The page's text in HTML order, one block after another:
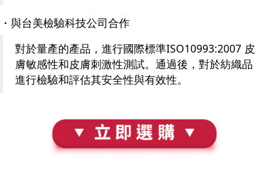
・與台美檢驗科技公司合作
對於量產的產品，進行國際標準ISO10993:2007 皮
膚敏感性和皮膚刺激性測試。通過後，對於紡織品
進行檢驗和評估其安全性與有效性。